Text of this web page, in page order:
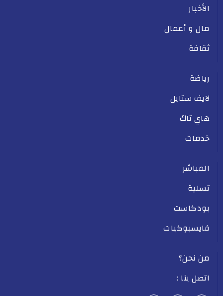
الأخبار
مال و أعمال
ثقافة
رياضة
لايف ستايل
هاي تاك
خدمات
المباشر
تسلية
بودكاست
فايسبوكيات
من نحن؟
اتصل بنا :